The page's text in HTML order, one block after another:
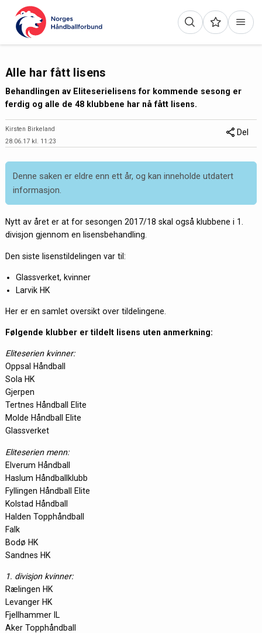
Alle har fått lisens
Behandlingen av Eliteserielisens for kommende sesong er
ferdig og alle de 48 klubbene har nå fått lisens.
Kirsten Birkeland
28.06.17 kl. 11:23
Del
Denne saken er eldre enn ett år, og kan inneholde utdatert
informasjon.
Nytt av året er at for sesongen 2017/18 skal også klubbene i 1.
divisjon gjennom en lisensbehandling.
Den siste lisenstildelingen var til:
Glassverket, kvinner
Larvik HK
Her er en samlet oversikt over tildelingene.
Følgende klubber er tildelt lisens uten anmerkning:
Eliteserien kvinner:
Oppsal Håndball
Sola HK
Gjerpen
Tertnes Håndball Elite
Molde Håndball Elite
Glassverket
Eliteserien menn:
Elverum Håndball
Haslum Håndballklubb
Fyllingen Håndball Elite
Kolstad Håndball
Halden Topphåndball
Falk
Bodø HK
Sandnes HK
1. divisjon kvinner:
Rælingen HK
Levanger HK
Fjellhammer IL
Aker Topphåndball